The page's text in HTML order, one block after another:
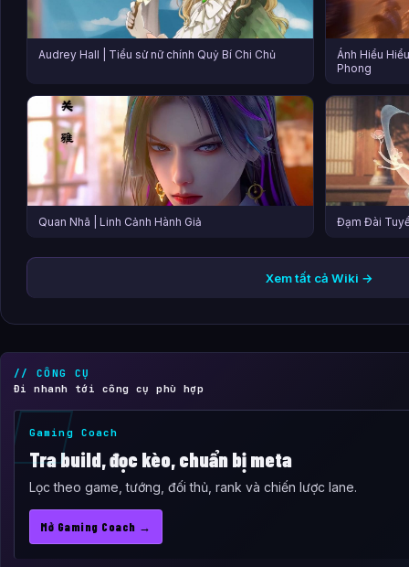
Audrey Hall | Tiểu sử nữ chính Quỷ Bí Chi Chủ
Ánh Hiểu
Phong
Quan Nhã | Linh Cảnh Hành Giả Đạm Đài
Xem tất cả Wiki →
// CÔNG CỤ
Đi nhanh tới công cụ phù hợp
Gaming Coach
Tra build, đọc kèo, chuẩn bị meta
Lọc theo game, tướng, đối thủ, rank và chiến lược lane.
Mở Gaming Coach →